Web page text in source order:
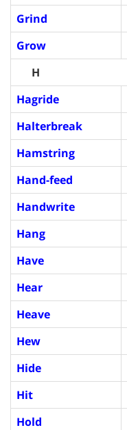
Grind
Grow
H
Hagride
Halterbreak
Hamstring
Hand-feed
Handwrite
Hang
Have
Hear
Heave
Hew
Hide
Hit
Hold